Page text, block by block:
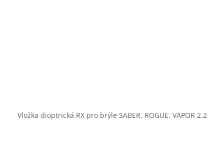
Vložka dioptrická RX pro brýle SABER, ROGUE, VAPOR 2.2